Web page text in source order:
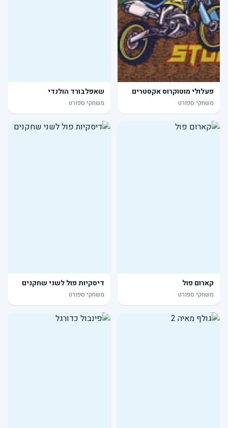
פעלולי מוטוקרוס אקסטרים
משחקי ספורט
שאפלבורד הולנדי
משחקי ספורט
קארום פול
משחקי ספורט
דיסקיות פול לשני שחקנים
משחקי ספורט